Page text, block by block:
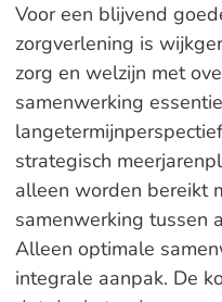
Voor een blijvend
zorgverlening is
zorg en welzijn met
samenwerking
strategisch
alleen worden bereikt
samenwerking tussen
Alleen optimale
integrale aanpak. De